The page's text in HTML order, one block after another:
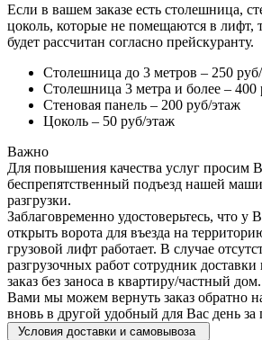
Если в вашем заказе есть столешница,
цоколь, которые не помещаются в лифт,
будет рассчитан согласно прейскуранту.
Столешница до 3 метров – 250
Столешница 3 метра и более – 400
Стеновая панель – 200 руб/этаж
Цоколь – 50 руб/этаж
Важно
Для повышения качества услуг просим
беспрепятственный подъезд нашей
разгрузки.
Заблаговременно удостоверьтесь, что у
открыть ворота для въезда на
грузовой лифт работает. В случае
разгрузочных работ сотрудник
заказ без заноса в квартиру/частный
Вами мы можем вернуть заказ обратно
вновь в другой удобный для Вас день за
Условия доставки и самовывоза